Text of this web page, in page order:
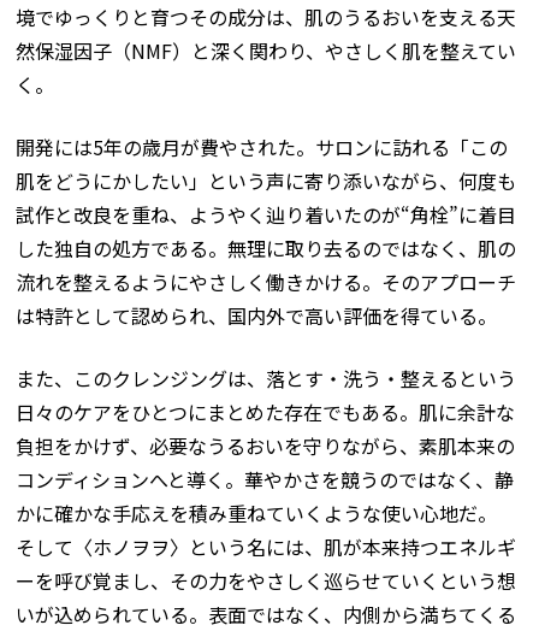
境でゆっくりと育つその成分は、肌のうるおいを支える天
然保湿因子（NMF）と深く関わり、やさしく肌を整えてい
く。
開発には5年の歳月が費やされた。サロンに訪れる「この
肌をどうにかしたい」という声に寄り添いながら、何度も
試作と改良を重ね、ようやく辿り着いたのが“角栓”に着目
した独自の処方である。無理に取り去るのではなく、肌の
流れを整えるようにやさしく働きかける。そのアプローチ
は特許として認められ、国内外で高い評価を得ている。
また、このクレンジングは、落とす・洗う・整えるという
日々のケアをひとつにまとめた存在でもある。肌に余計な
負担をかけず、必要なうるおいを守りながら、素肌本来の
コンディションへと導く。華やかさを競うのではなく、静
かに確かな手応えを積み重ねていくような使い心地だ。
そして〈ホノヲヲ〉という名には、肌が本来持つエネルギ
ーを呼び覚まし、その力をやさしく巡らせていくという想
いが込められている。表面ではなく、内側から満ちてくる